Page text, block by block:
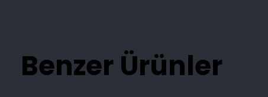
Benzer Ürünler